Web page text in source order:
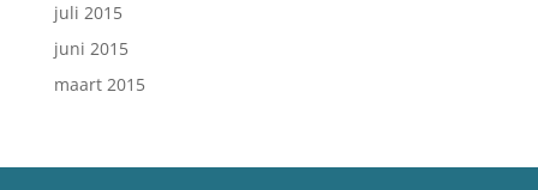
juli 2015
juni 2015
maart 2015